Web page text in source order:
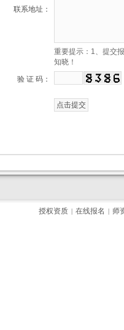
联系地址：
重要提示：1、提交
知晓！
验 证 码：
授权资质 | 在线报名 | 师